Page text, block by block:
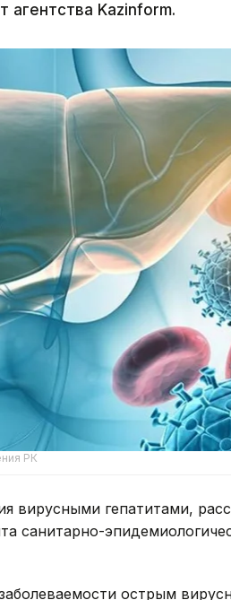
агентства Kazinform.
РК
вирусными гепатитами,
санитарно-
острым